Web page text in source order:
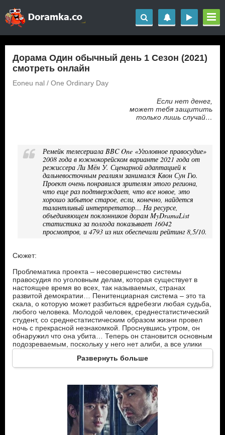
Дорама Один обычный день 1 Сезон (2021)
смотреть онлайн
Eoneu nal / One Ordinary Day
Если нет денег,
может тебя защитить
только лишь случай…
Ремейк телесериала BBC One «Уголовное правосудие»
2008 года в южнокорейском варианте 2021 года от
режиссера Ли Мён У. Сценарной адаптацией к
дальневосточным реалиям занимался Квон Сун Гю.
Проект очень понравился зрителям этого региона,
что еще раз подтверждает, что все новое, это
хорошо забытое старое, если, конечно, найдется
талантливый интерпретатор… На ресурсе,
объединяющем поклонников дорам MyDramaList
статистика за полгода показывает 16042
просмотров, и 4793 из них обеспечили рейтинг 8,5/10.
Сюжет:
Проблематика проекта – несовершенство системы
правосудия по уголовным делам, которая существует в
настоящее время во всех, так называемых, странах
развитой демократии… Пенитенциарная система – это та
скала, о которую может разбиться вдребезги любая судьба,
любого человека. Молодой человек, среднестатистический
студент, со среднестатистическим образом жизни провел
ночь с прекрасной незнакомкой. Проснувшись утром, он
обнаружил что она убита… Теперь он становится основным
подозреваемым, поскольку у него нет алиби, а все улики
против него. Поскольку дело совершенно однозначное, и
на оправдание подсудимого никто не уповает, то все
известные адвокаты отказываются браться за это заведомо
начинающего юриста…
Хён Су - студент обычного колледжа, вдруг становится
главным подозреваемым в деле об убийстве женщины.
Развернуть больше